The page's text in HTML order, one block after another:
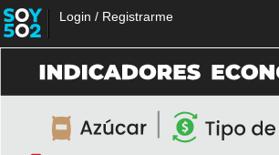
Login / Registrarme